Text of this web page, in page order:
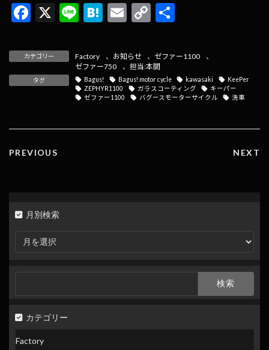
F
e
b
o
k
X
Li
e
H
e
n
a
E
ai
l
C
p
y
Li
k
カテゴリー Factory 、 お知らせ 、 ゼファー1100
、
ゼファー750
、 担当:本間
タグ Bagus! Bagus! motor cycle kawasaki
KeePer
ZEPHYR1100
ガラスコーティング
キーパー
ゼファー1100
バグースモーターサイクル 洗車
PREVIOUS NEXT
月別検索
月
検
カテゴリー
Factory